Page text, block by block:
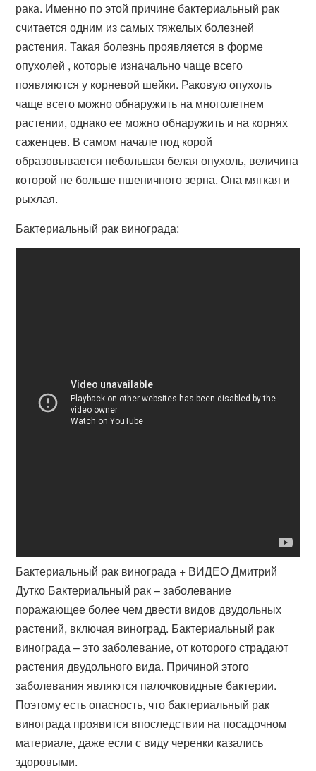
рака. Именно по этой причине бактериальный рак
считается одним из самых тяжелых болезней
растения. Такая болезнь проявляется в форме
опухолей , которые изначально чаще всего
появляются у корневой шейки. Раковую опухоль
чаще всего можно обнаружить на многолетнем
растении, однако ее можно обнаружить и на корнях
саженцев. В самом начале под корой
образовывается небольшая белая опухоль, величина
которой не больше пшеничного зерна. Она мягкая и
рыхлая.
Бактериальный рак винограда:
Бактериальный рак винограда + ВИДЕО Дмитрий
Дутко Бактериальный рак – заболевание
поражающее более чем двести видов двудольных
растений, включая виноград. Бактериальный рак
винограда – это заболевание, от которого страдают
растения двудольного вида. Причиной этого
заболевания являются палочковидные бактерии.
Поэтому есть опасность, что бактериальный рак
винограда проявится впоследствии на посадочном
материале, даже если с виду черенки казались
здоровыми.